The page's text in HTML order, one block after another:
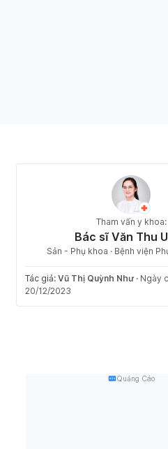
Tham vấn y khoa:
Bác sĩ Văn Thu
Sản - Phụ khoa · Bệnh viện
Tác giả: Vũ Thị Quỳnh Như · Ngày
20/12/2023
Quảng Cáo